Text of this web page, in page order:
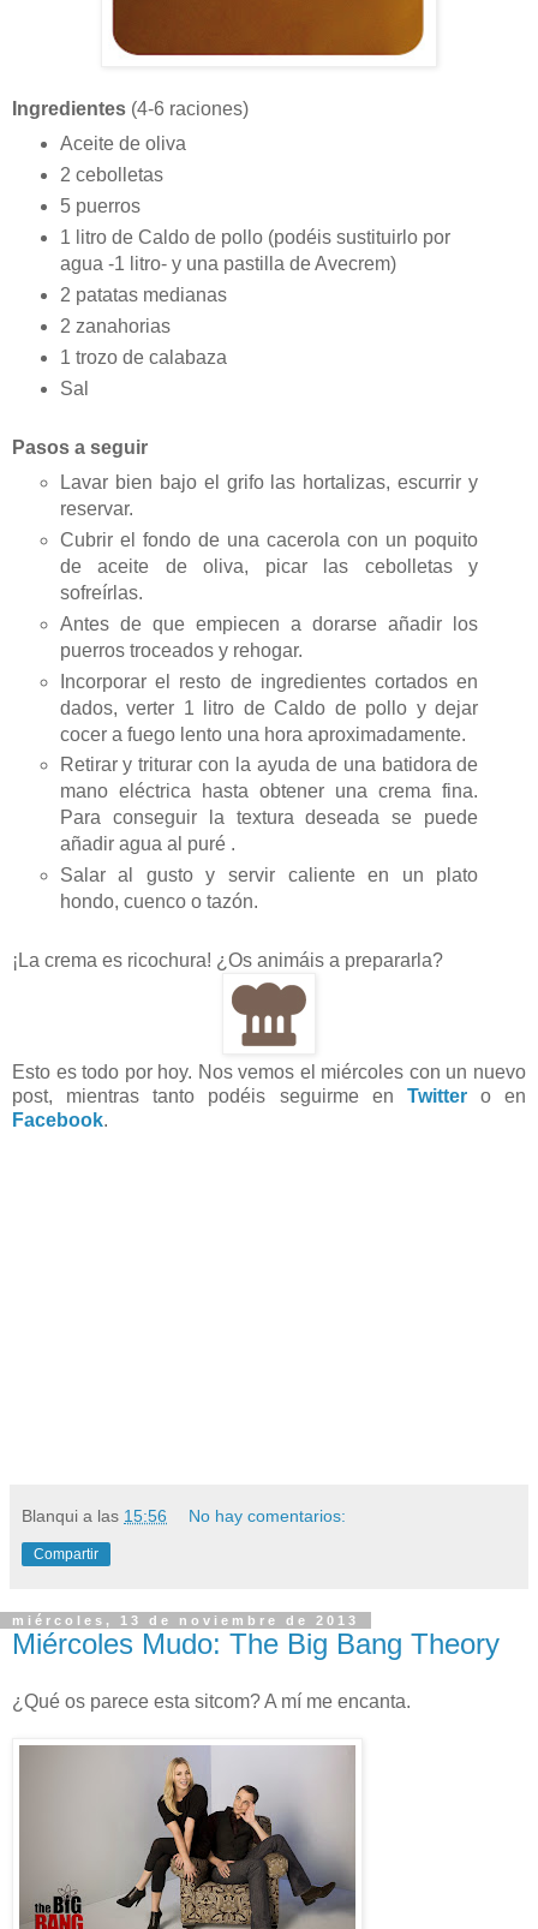
Ingredientes (4-6 raciones)
Aceite de oliva
2 cebolletas
5 puerros
1 litro de Caldo de pollo (podéis sustituirlo por
agua -1 litro- y una pastilla de Avecrem)
2 patatas medianas
2 zanahorias
1 trozo de calabaza
Sal
Pasos a seguir
Lavar bien bajo el grifo las hortalizas, escurrir y
reservar.
Cubrir el fondo de una cacerola con un poquito
de aceite de oliva, picar las cebolletas y
sofreírlas.
Antes de que empiecen a dorarse añadir los
puerros troceados y rehogar.
Incorporar el resto de ingredientes cortados en
dados, verter 1 litro de Caldo de pollo y dejar
cocer a fuego lento una hora aproximadamente.
Retirar y triturar con la ayuda de una batidora de
mano eléctrica hasta obtener una crema fina.
Para conseguir la textura deseada se puede
añadir agua al puré .
Salar al gusto y servir caliente en un plato
hondo, cuenco o tazón.
¡La crema es ricochura! ¿Os animáis a prepararla?
Esto es todo por hoy. Nos vemos el miércoles con un nuevo
post, mientras tanto podéis seguirme en Twittero en
Facebook.
Blanqui a las 15:56 No hay comentarios:
Compartir
miércoles, 13 de noviembre de 2013
Miércoles Mudo: The Big Bang Theory
¿Qué os parece esta sitcom? A mí me encanta.